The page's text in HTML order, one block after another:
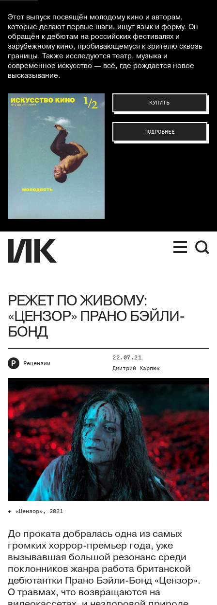
Этот выпуск посвящён молодому кино и авторам,
которые делают первые шаги, ищут язык и форму. Он
обращён к дебютам на российских фестивалях и
зарубежному кино, пробивающемуся к зрителю сквозь
границы. Также исследуются театр, музыка и
современное искусство — всё, где рождается новое
высказывание.
КУПИТЬ
ПОДРОБНЕЕ
РЕЖЕТ ПО ЖИВОМУ:
«ЦЕНЗОР» ПРАНО БЭЙЛИ-
БОНД
Р Рецензии
22.07.21
Дмитрий Карпюк
«Цензор», 2021
До проката добралась одна из самых
громких хоррор-премьер года, уже
вызывавшая большой резонанс среди
поклонников жанра работа британской
дебютантки Прано Бэйли-Бонд «Цензор».
О травмах, что возвращаются на